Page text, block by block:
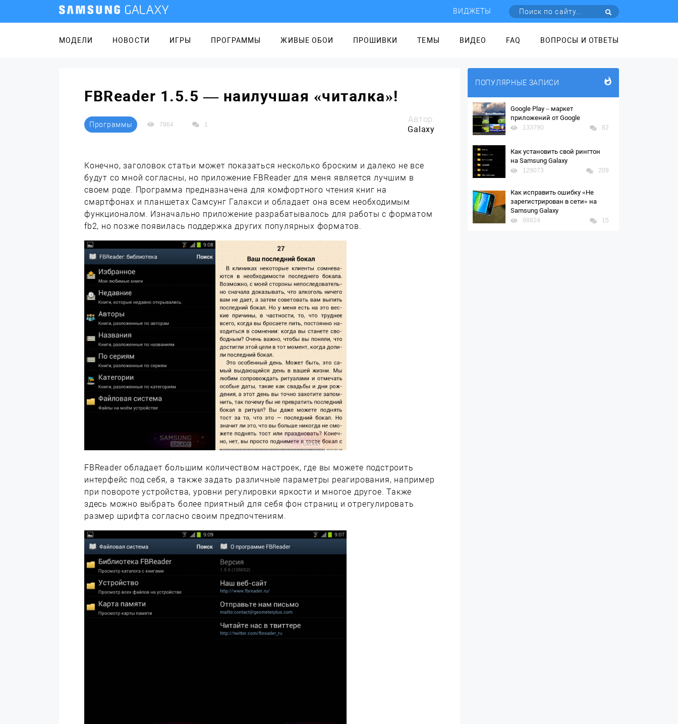
ВИДЖЕТЫ
МОДЕЛИ НОВОСТИ ИГРЫ ПРОГРАММЫ ЖИВЫЕ ОБОИ ПРОШИВКИ ТЕМЫ ВИДЕО FAQ ВОПРОСЫ И ОТВЕТЫ
FBReader 1.5.5 — наилучшая «читалка»!
Программы 7864 1
Автор:
Galaxy
Конечно, заголовок статьи может показаться несколько броским и далеко не все
будут со мной согласны, но приложение FBReader для меня является лучшим в
своем роде. Программа предназначена для комфортного чтения книг на
смартфонах и планшетах Самсунг Галакси и обладает она всем необходимым
функционалом. Изначально приложение разрабатывалось для работы с форматом
fb2, но позже появилась поддержка других популярных форматов.
FBReader обладает большим количеством настроек, где вы можете подстроить
интерфейс под себя, а также задать различные параметры реагирования, например
при повороте устройства, уровни регулировки яркости и многое другое. Также
здесь можно выбрать более приятный для себя фон страниц и отрегулировать
размер шрифта согласно своим предпочтениям.
ПОПУЛЯРНЫЕ ЗАПИСИ
Google Play – маркет
приложений от Google
133790 82
Как установить свой рингтон
на Samsung Galaxy
129073 209
Как исправить ошибку «Не
зарегистрирован в сети» на
Samsung Galaxy
98824 15